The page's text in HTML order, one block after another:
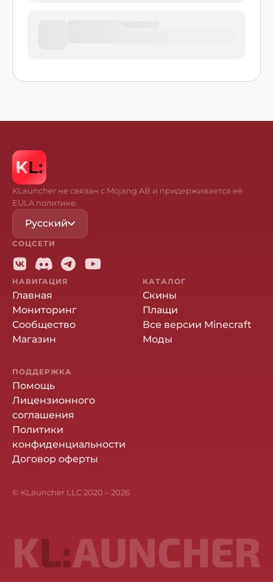
KLauncher не связан с Mojang AB и придерживается её
EULA политике.
Русский
СОЦСЕТИ
НАВИГАЦИЯ
Главная
Мониторинг
Сообщество
Магазин
КАТАЛОГ
Скины
Плащи
Все версии Minecraft
Моды
ПОДДЕРЖКА
Помощь
Лицензионного
соглашения
Политики
конфиденциальности
Договор оферты
© KLauncher LLC 2020 –2026
KL:AUNCHER